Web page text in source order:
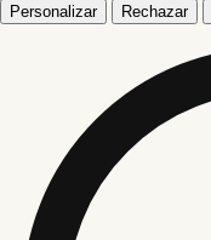
Personalizar Rechazar